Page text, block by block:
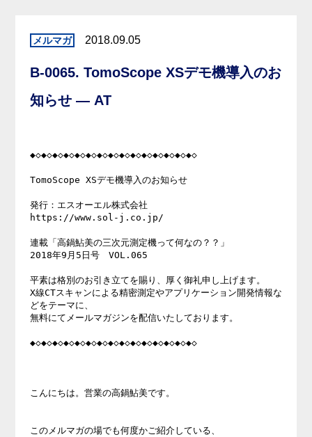
2018.09.05
B-0065. TomoScope XSデモ機導入のお
知らせ — AT
◆◇◆◇◆◇◆◇◆◇◆◇◆◇◆◇◆◇◆◇◆◇◆◇◆◇◆◇◆◇
TomoScope XSデモ機導入のお知らせ
発行：エスオーエル株式会社
https://www.sol-j.co.jp/
連載「高鍋鮎美の三次元測定機って何なの？？」
2018年9月5日号　VOL.065
平素は格別のお引き立てを賜り、厚く御礼申し上げます。
X線CTスキャンによる精密測定やアプリケーション開発情報な
どをテーマに、
無料にてメールマガジンを配信いたしております。
◆◇◆◇◆◇◆◇◆◇◆◇◆◇◆◇◆◇◆◇◆◇◆◇◆◇◆◇◆◇
こんにちは。営業の高鍋鮎美です。
このメルマガの場でも何度かご紹介している、